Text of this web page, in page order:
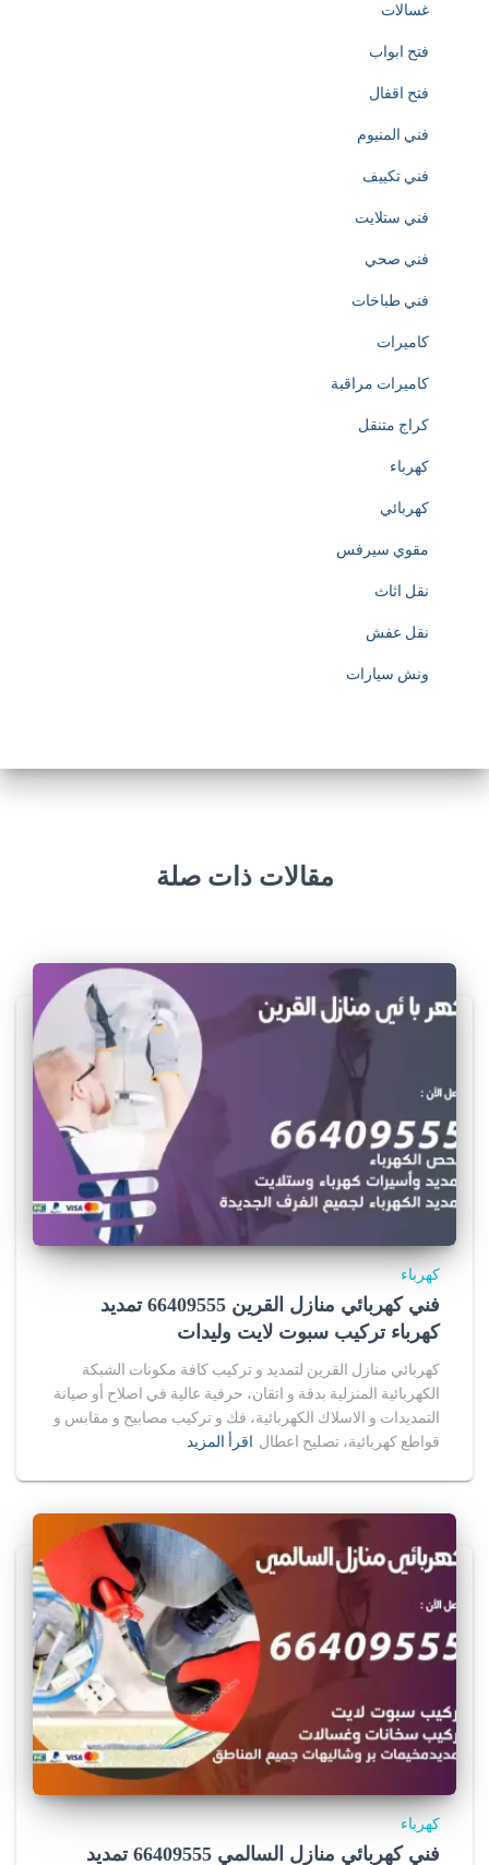
a
o
n
o
h
p
s
w
w
.
e
r
e
r
s
e
y
s
.
r
u
o
r
s
a
e
i
n
u
غسالات
فتح ابواب
فتح اقفال
فني المنيوم
فني تكييف
فني ستلايت
فني صحي
فني طباخات
كاميرات
كاميرات مراقبة
كراج متنقل
كهرباء
كهربائي
مقوي سيرفس
نقل اثاث
نقل عفش
ونش سيارات
مقالات ذات صلة
كهرباء
فني كهربائي منازل القرين 66409555 تمديد
كهرباء تركيب سبوت لايت وليدات
كهربائي منازل القرين لتمديد و تركيب كافة مكونات الشبكة
الكهربائية المنزلية بدقة و اتقان، حرفية عالية في اصلاح أو صيانة
التمديدات و الاسلاك الكهربائية، فك و تركيب مصابيح و مقابس و
قواطع كهربائية، تصليح اعطال اقرأ المزيد
كهرباء
فني كهربائي منازل السالمي 66409555 تمديد